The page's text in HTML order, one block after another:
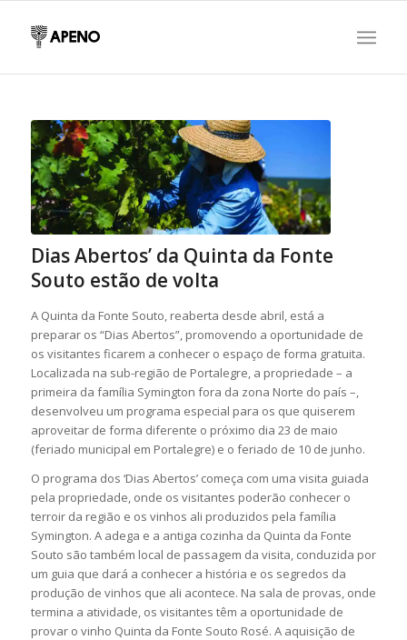
Dias Abertos’ da Quinta da Fonte
Souto estão de volta
A Quinta da Fonte Souto, reaberta desde abril, está a
preparar os “Dias Abertos”, promovendo a oportunidade de
os visitantes ficarem a conhecer o espaço de forma gratuita.
Localizada na sub-região de Portalegre, a propriedade – a
primeira da família Symington fora da zona Norte do país –,
desenvolveu um programa especial para os que quiserem
aproveitar de forma diferente o próximo dia 23 de maio
(feriado municipal em Portalegre) e o feriado de 10 de junho.
O programa dos ‘Dias Abertos’ começa com uma visita guiada
pela propriedade, onde os visitantes poderão conhecer o
terroir da região e os vinhos ali produzidos pela família
Symington. A adega e a antiga cozinha da Quinta da Fonte
Souto são também local de passagem da visita, conduzida por
um guia que dará a conhecer a história e os segredos da
produção de vinhos que ali acontece. Na sala de provas, onde
termina a atividade, os visitantes têm a oportunidade de
provar o vinho Quinta da Fonte Souto Rosé. A aquisição de